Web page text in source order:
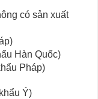
có sản xuất
Hàn Quốc)
Pháp)
Ý)